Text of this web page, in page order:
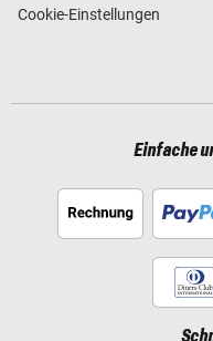
Cookie-Einstellungen
Einfache